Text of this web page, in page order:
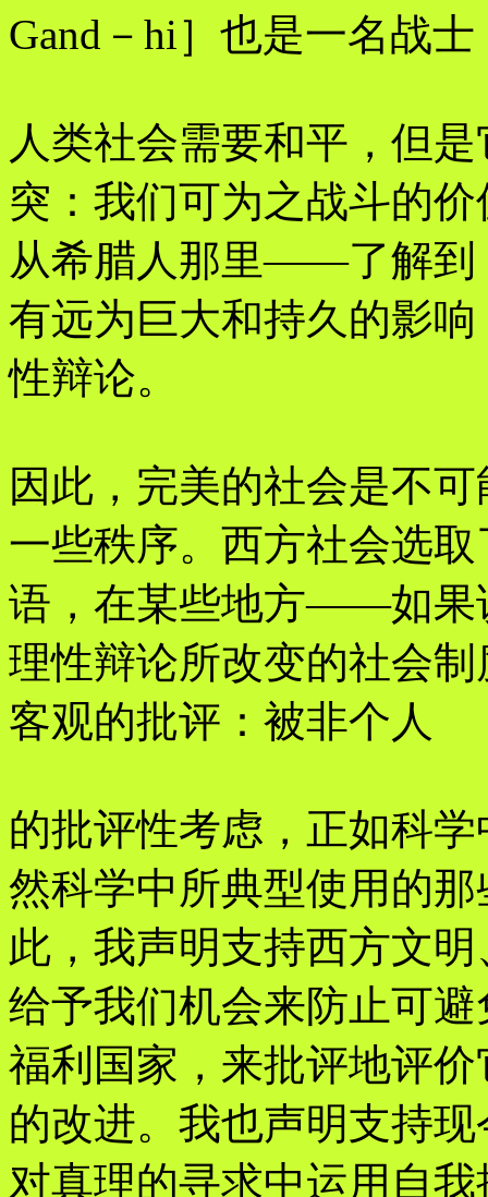
Gand－hi］也是一名战
人类社会需要和平，但
突：我们可为之战斗的
从希腊人那里——了解到
有远为巨大和持久的影
性辩论。
因此，完美的社会是不
一些秩序。西方社会选
语，在某些地方——如
理性辩论所改变的社会
客观的批评：被非个人
的批评性考虑，正如科
然科学中所典型使用的
此，我声明支持西方文
给予我们机会来防止可
福利国家，来批评地评
的改进。我也声明支持
对真理的寻求中运用自